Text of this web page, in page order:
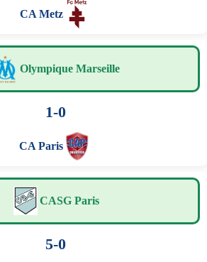
CA Metz
Olympique Marseille
1-0
CA Paris
CASG Paris
5-0